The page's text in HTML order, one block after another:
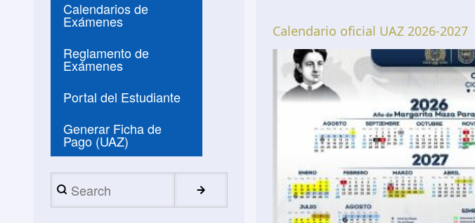
Calendarios de
Exámenes
Reglamento de
Exámenes
Portal del Estudiante
Generar Ficha de
Pago (UAZ)
Search
Calendario oficial UAZ 2026-2027